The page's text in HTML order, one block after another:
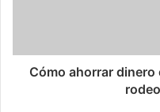
Cómo ahorrar